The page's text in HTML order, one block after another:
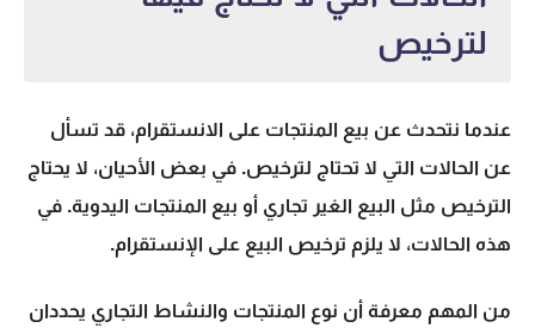
لترخيص
عندما نتحدث عن بيع المنتجات على الانستقرام، قد تسأل
عن الحالات التي لا تحتاج لترخيص. في بعض الأحيان، لا يحتاج
الترخيص مثل البيع الغير تجاري أو بيع المنتجات اليدوية. في
هذه الحالات، لا يلزم ترخيص البيع على الإنستقرام.
من المهم معرفة أن نوع المنتجات والنشاط التجاري يحددان